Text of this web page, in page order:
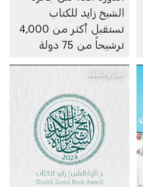
الشيخ زايد للكتاب
تستقبل أكثر من 4,000
ترشيحاً من 75 دولة
الفن والثقافة